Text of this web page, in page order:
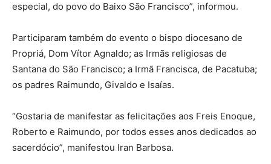
especial, do povo do Baixo São Francisco”, informou.
Participaram também do evento o bispo diocesano de
Propriá, Dom Vítor Agnaldo; as Irmãs religiosas de
Santana do São Francisco; a Irmã Francisca, de Pacatuba;
os padres Raimundo, Givaldo e Isaías.
“Gostaria de manifestar as felicitações aos Freis Enoque,
Roberto e Raimundo, por todos esses anos dedicados ao
sacerdócio”, manifestou Iran Barbosa.